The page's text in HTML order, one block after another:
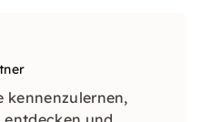
kennenzulernen,